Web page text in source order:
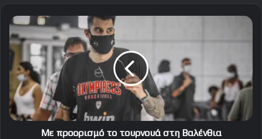
Με
προορισμό
το
τουρνουά
στη
Βαλένθια
Με προορισμό το τουρνουά στη Βαλένθια